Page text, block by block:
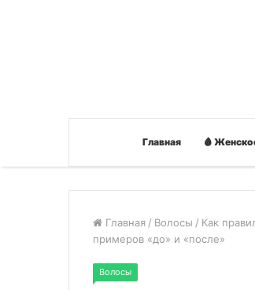
Главная 🩸
Главная / Волосы / Как
примеров «до» и «после»
Волосы